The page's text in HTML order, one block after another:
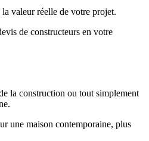
valeur réelle de votre projet.
de constructeurs en votre
la construction ou tout simplement
une maison contemporaine, plus